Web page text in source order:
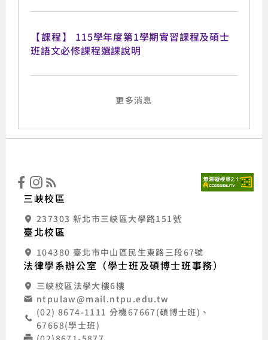
【課程】
115學年度第1學期實習課程及碩士
班語文必修課程選課說明
更多消息
三峽校區
237303 新北市三峽區大學路151號
臺北校區
104380 臺北市中山區民生東路三段67號
法律學系辦公室（學士班及碩博士班事務）
三峽校區法學大樓6樓
ntpulaw@mail.ntpu.edu.tw
(02) 8674-1111 分機67667(碩博士班)、
67668(學士班)